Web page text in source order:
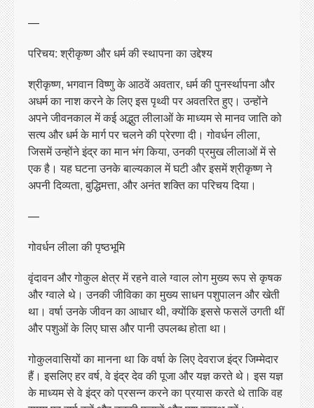
—
परिचय: श्रीकृष्ण और धर्म की स्थापना का उद्देश्य
श्रीकृष्ण, भगवान विष्णु के आठवें अवतार, धर्म की पुनर्स्थापना और
अधर्म का नाश करने के लिए इस पृथ्वी पर अवतरित हुए। उन्होंने
अपने जीवनकाल में कई अद्भुत लीलाओं के माध्यम से मानव जाति को
सत्य और धर्म के मार्ग पर चलने की प्रेरणा दी। गोवर्धन लीला,
जिसमें उन्होंने इंद्र का मान भंग किया, उनकी प्रमुख लीलाओं में से
एक है। यह घटना उनके बाल्यकाल में घटी और इसमें श्रीकृष्ण ने
अपनी दिव्यता, बुद्धिमत्ता, और अनंत शक्ति का परिचय दिया।
—
गोवर्धन लीला की पृष्ठभूमि
वृंदावन और गोकुल क्षेत्र में रहने वाले ग्वाल लोग मुख्य रूप से कृषक
और ग्वाले थे। उनकी जीविका का मुख्य साधन पशुपालन और खेती
था। वर्षा उनके जीवन का आधार थी, क्योंकि इससे फसलें उगती थीं
और पशुओं के लिए घास और पानी उपलब्ध होता था।
गोकुलवासियों का मानना था कि वर्षा के लिए देवराज इंद्र जिम्मेदार
हैं। इसलिए हर वर्ष, वे इंद्र देव की पूजा और यज्ञ करते थे। इस यज्ञ
के माध्यम से वे इंद्र को प्रसन्न करने का प्रयास करते थे ताकि वह